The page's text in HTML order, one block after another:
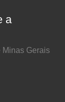
a
Minas Gerais